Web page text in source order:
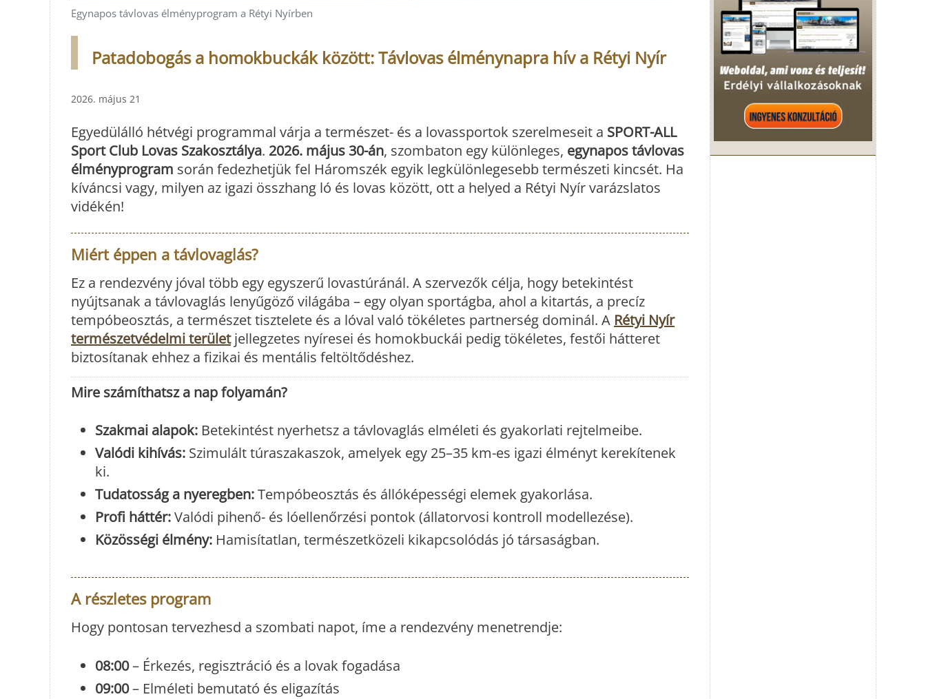
Egynapos távlovas élményprogram a Rétyi Nyírben
Patadobogás a homokbuckák között: Távlovas élménynapra hív a Rétyi Nyír
2026. május 21
Egyedülálló hétvégi programmal várja a természet- és a lovassportok szerelmeseit a SPORT-ALL
Sport Club Lovas Szakosztálya. 2026. május 30-án, szombaton egy különleges, egynapos távlovas
élményprogram során fedezhetjük fel Háromszék egyik legkülönlegesebb természeti kincsét. Ha
kíváncsi vagy, milyen az igazi összhang ló és lovas között, ott a helyed a Rétyi Nyír varázslatos
vidékén!
Miért éppen a távlovaglás?
Ez a rendezvény jóval több egy egyszerű lovastúránál. A szervezők célja, hogy betekintést
nyújtsanak a távlovaglás lenyűgöző világába – egy olyan sportágba, ahol a kitartás, a precíz
tempóbeosztás, a természet tisztelete és a lóval való tökéletes partnerség dominál. A Rétyi Nyír
természetvédelmi területjellegzetes nyíresei és homokbuckái pedig tökéletes, festői hátteret
biztosítanak ehhez a fizikai és mentális feltöltődéshez.
Mire számíthatsz a nap folyamán?
Szakmai alapok: Betekintést nyerhetsz a távlovaglás elméleti és gyakorlati rejtelmeibe.
Valódi kihívás: Szimulált túraszakaszok, amelyek egy 25–35 km-es igazi élményt kerekítenek
ki.
Tudatosság a nyeregben:Tempóbeosztás és állóképességi elemek gyakorlása.
Profi háttér:Valódi pihenő- és lóellenőrzési pontok (állatorvosi kontroll modellezése).
Közösségi élmény: Hamisítatlan, természetközeli kikapcsolódás jó társaságban.
A részletes program
Hogy pontosan tervezhesd a szombati napot, íme a rendezvény menetrendje:
08:00– Érkezés, regisztráció és a lovak fogadása
09:00– Elméleti bemutató és eligazítás